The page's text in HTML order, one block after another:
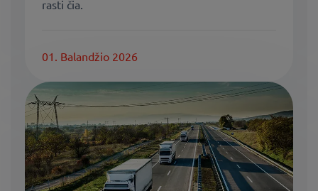
rasti čia.
01. Balandžio 2026